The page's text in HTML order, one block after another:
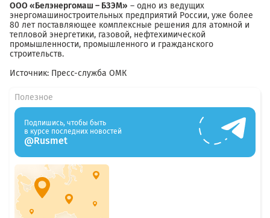
ООО «Белэнергомаш – БЗЭМ» – одно из ведущих
энергомашиностроительных предприятий России, уже более
80 лет поставляющее комплексные решения для атомной и
тепловой энергетики, газовой, нефтехимической
промышленности, промышленного и гражданского
строительств.
Источник: Пресс-служба ОМК
Полезное
Подпишись, чтобы быть
в курсе последних новостей
@Rusmet